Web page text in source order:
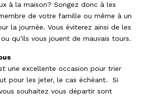
à la maison? Songez donc à les
de votre famille ou même à un
la journée. Vous éviterez ainsi de les
qu’ils vous jouent de mauvais tours.
une excellente occasion pour trier
pour les jeter, le cas échéant. Si
souhaitez vous départir sont